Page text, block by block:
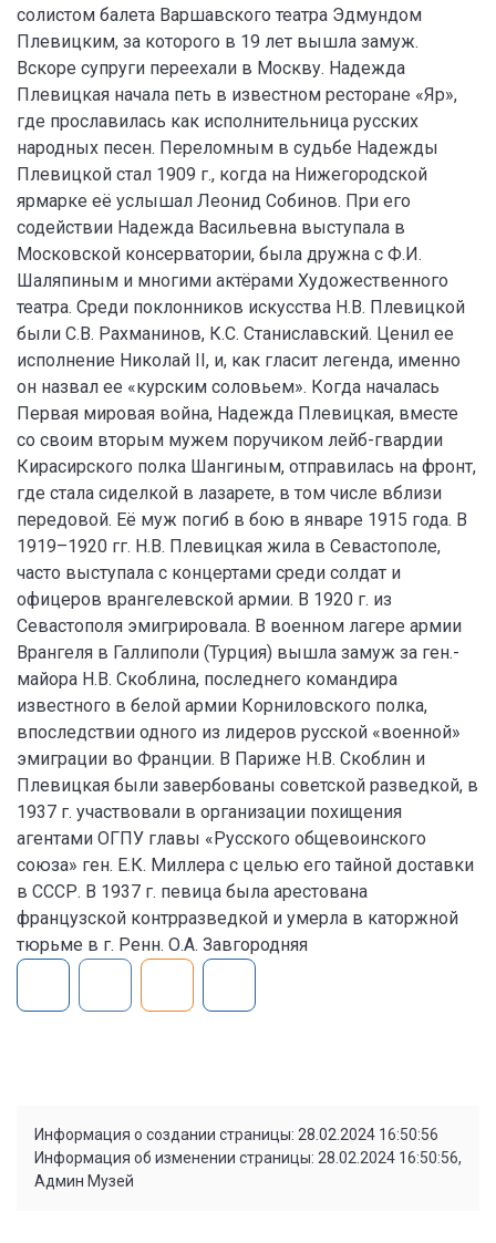
солистом балета Варшавского театра Эдмундом
Плевицким, за которого в 19 лет вышла замуж.
Вскоре супруги переехали в Москву. Надежда
Плевицкая начала петь в известном ресторане «Яр»,
где прославилась как исполнительница русских
народных песен. Переломным в судьбе Надежды
Плевицкой стал 1909 г., когда на Нижегородской
ярмарке её услышал Леонид Собинов. При его
содействии Надежда Васильевна выступала в
Московской консерватории, была дружна с Ф.И.
Шаляпиным и многими актёрами Художественного
театра. Среди поклонников искусства Н.В. Плевицкой
были С.В. Рахманинов, К.С. Станиславский. Ценил ее
исполнение Николай II, и, как гласит легенда, именно
он назвал ее «курским соловьем». Когда началась
Первая мировая война, Надежда Плевицкая, вместе
со своим вторым мужем поручиком лейб-гвардии
Кирасирского полка Шангиным, отправилась на фронт,
где стала сиделкой в лазарете, в том числе вблизи
передовой. Её муж погиб в бою в январе 1915 года. В
1919–1920 гг. Н.В. Плевицкая жила в Севастополе,
часто выступала с концертами среди солдат и
офицеров врангелевской армии. В 1920 г. из
Севастополя эмигрировала. В военном лагере армии
Врангеля в Галлиполи (Турция) вышла замуж за ген.-
майора Н.В. Скоблина, последнего командира
известного в белой армии Корниловского полка,
впоследствии одного из лидеров русской «военной»
эмиграции во Франции. В Париже Н.В. Скоблин и
Плевицкая были завербованы советской разведкой, в
1937 г. участвовали в организации похищения
агентами ОГПУ главы «Русского общевоинского
союза» ген. Е.К. Миллера с целью его тайной доставки
в СССР. В 1937 г. певица была арестована
французской контрразведкой и умерла в каторжной
тюрьме в г. Ренн. О.А. Завгородняя
Информация о создании страницы: 28.02.2024 16:50:56
Информация об изменении страницы: 28.02.2024 16:50:56,
Админ Музей